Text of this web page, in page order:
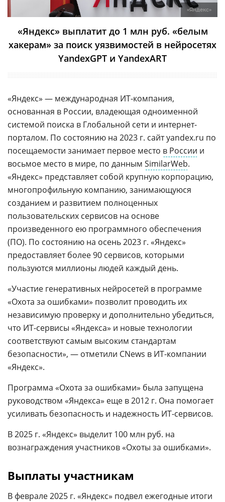
«Яндекс»
«Яндекс» выплатит до 1 млн руб. «белым
хакерам» за поиск уязвимостей в нейросетях
YandexGPT и YandexART
«Яндекс» — международная ИТ-компания,
основанная в России, владеющая одноименной
системой поиска в Глобальной сети и интернет-
порталом. По состоянию на 2023 г. сайт yandex.ru по
посещаемости занимает первое место в России и
восьмое место в мире, по данным SimilarWeb.
«Яндекс» представляет собой крупную корпорацию,
многопрофильную компанию, занимающуюся
созданием и развитием полноценных
пользовательских сервисов на основе
произведенного ею программного обеспечения
(ПО). По состоянию на осень 2023 г. «Яндекс»
предоставляет более 90 сервисов, которыми
пользуются миллионы людей каждый день.
«Участие генеративных нейросетей в программе
«Охота за ошибками» позволит проводить их
независимую проверку и дополнительно убедиться,
что ИТ-сервисы «Яндекса» и новые технологии
соответствуют самым высоким стандартам
безопасности», — отметили CNews в ИТ-компании
«Яндекс».
Программа «Охота за ошибками» была запущена
руководством «Яндекса» еще в 2012 г. Она помогает
усиливать безопасность и надежность ИТ-сервисов.
В 2025 г. «Яндекс» выделит 100 млн руб. на
вознаграждения участников «Охоты за ошибками».
Выплаты участникам
В феврале 2025 г. «Яндекс» подвел ежегодные итоги